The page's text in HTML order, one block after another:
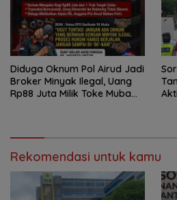
Diduga Oknum Pol Airud Jadi
Broker Minyak Ilegal, Uang
Rp88 Juta Milik Toke Muba
Rekomendasi untuk kamu